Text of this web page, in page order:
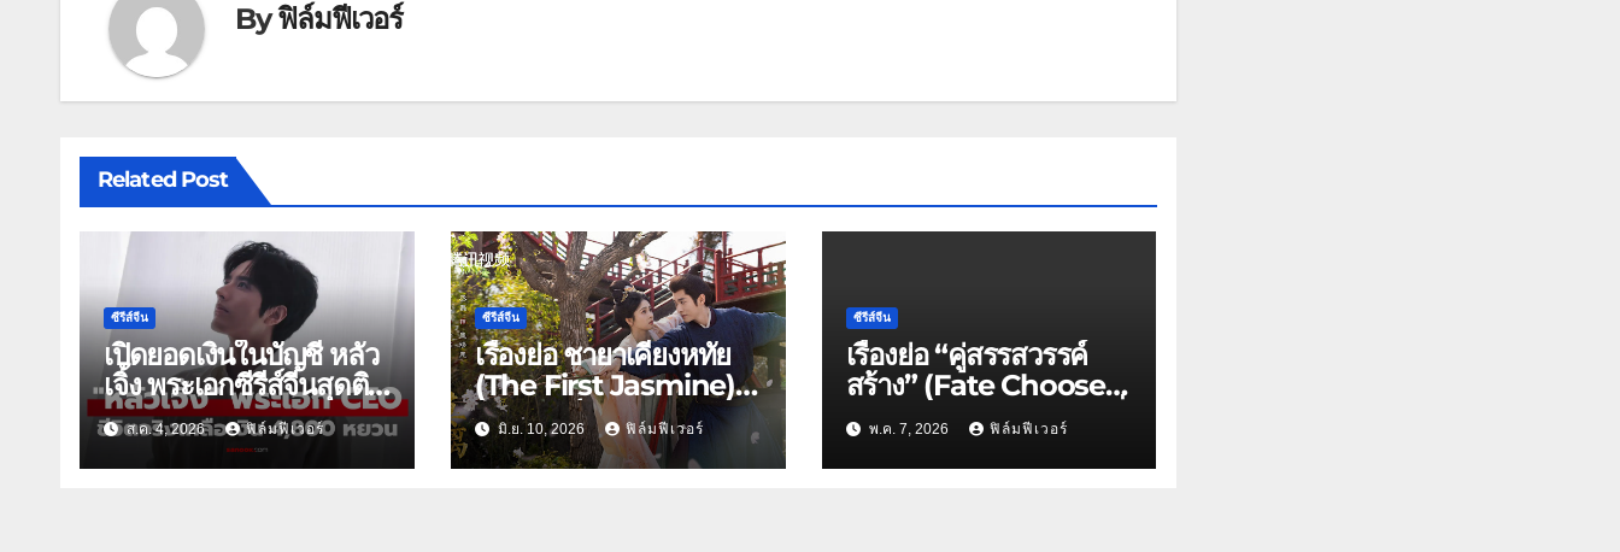
Byฟิล์มฟีเวอร์
Related Post
ซีรีส์จีน
เปิดยอดเงินในบัญชี หลัว
เจิ้ง พระเอกซีรีส์จีนสุดติด
ดินส.ค. 4, 2026 ฟิล์มฟีเวอร์
ซีรีส์จีน
เรื่องย่อ ชายาเคียงหทัย
(The First Jasmine):
การวิวาห์เลือดและเกม
ล้างแค้นของ ไป๋ลู่ x เฉิง
เหล่ย บน WeTV
มิ.ย. 10, 2026 ฟิล์มฟีเวอร์
ซีรีส์จีน
เรื่องย่อ “คู่สรรสวรรค์
สร้าง” (Fate Chooses
You): แผนลวงแต่งงานที่
กลายเป็นลิขิตรัก
พันธนาการหัวใจ
พ.ค. 7, 2026 ฟิล์มฟีเวอร์